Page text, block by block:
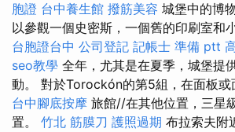
胞證 台中養生館 撥筋美容 城堡中的博
以參觀一個史密斯，一個舊的印刷室和
台胞證台中 公司登記 記帳士 準備 ptt
seo教學 全年，尤其是在夏季，城堡提
動。 對於Torockón的第5組，在面板或
台中腳底按摩 旅館//在其他位置，三星
置。 竹北 筋膜刀 護照過期 布拉索夫附